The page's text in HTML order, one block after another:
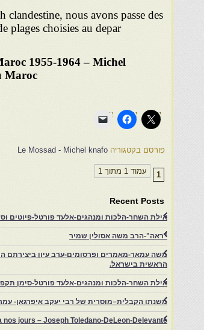
clandestine, nous avons passe des
plages choisies au depar
1955-1964 – Michel
Maroc
פורסם בקטגוריה Le Mossad - Michel knafo
עמוד 1 מתוך 1 1
Recent Posts
אילת השחר-הלכות ומנהגים-אלעד פורטל-פיוטים
"ראה"-הרב משה אסולין שמיר
משה עמאר-מאמרים ופרסומים-ערב עיון ביצירתם
הראשית בישראל.
אילת השחר-הלכות ומנהגים-אלעד פורטל-סימן
משנתו הקבלית–מוסרית של רבי יעקב איפרגאן-
jours – Joseph Toledano-DeLeon-Delevante.